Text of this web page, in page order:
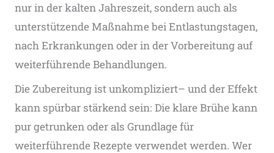
nur in der kalten Jahreszeit, sondern auch als
unterstützende Maßnahme bei Entlastungstagen,
nach Erkrankungen oder in der Vorbereitung auf
weiterführende Behandlungen.
Die Zubereitung ist unkompliziert– und der Effekt
kann spürbar stärkend sein: Die klare Brühe kann
pur getrunken oder als Grundlage für
weiterführende Rezepte verwendet werden. Wer